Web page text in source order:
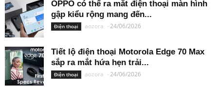
OPPO có thể ra mắt điện thoại màn hình
gập kiểu rộng mang đến...
Điện thoại aozora -24/06/2026
Tiết lộ điện thoại Motorola Edge 70 Max
sắp ra mắt hứa hẹn trải...
Điện thoại aozora -24/06/2026